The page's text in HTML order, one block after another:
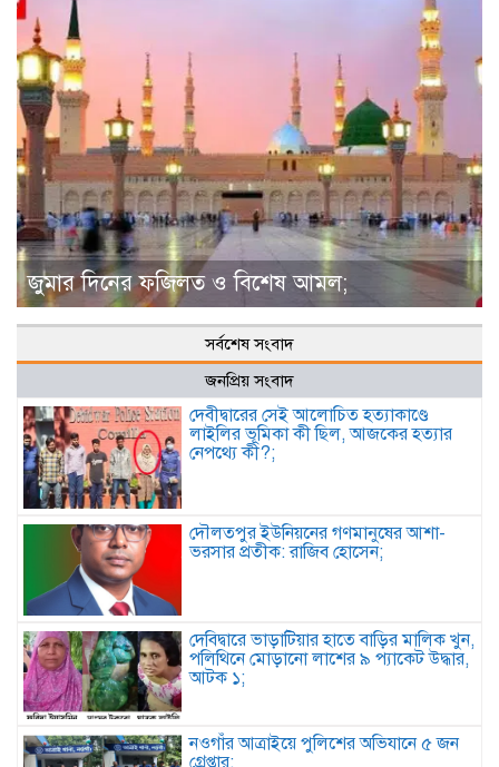
জুমার দিনের ফজিলত ও বিশেষ আমল;
সর্বশেষ সংবাদ
জনপ্রিয় সংবাদ
দেবীদ্বারের সেই আলোচিত হত্যাকাণ্ডে
লাইলির ভূমিকা কী ছিল, আজকের হত্যার
নেপথ্যে কী?;
দৌলতপুর ইউনিয়নের গণমানুষের আশা-
ভরসার প্রতীক: রাজিব হোসেন;
দেবিদ্বারে ভাড়াটিয়ার হাতে বাড়ির মালিক খুন,
পলিথিনে মোড়ানো লাশের ৯ প্যাকেট উদ্ধার,
আটক ১;
নওগাঁর আত্রাইয়ে পুলিশের অভিযানে ৫ জন